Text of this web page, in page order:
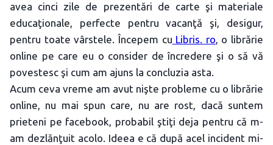
avea cinci zile de prezentări de carte şi materiale
educaţionale, perfecte pentru vacanţă şi, desigur,
pentru toate vârstele. Începem cu Libris. ro, o librărie
online pe care eu o consider de încredere şi o să vă
povestesc şi cum am ajuns la concluzia asta.
Acum ceva vreme am avut nişte probleme cu o librărie
online, nu mai spun care, nu are rost, dacă suntem
prieteni pe facebook, probabil ştiţi deja pentru că m-
am dezlănţuit acolo. Ideea e că după acel incident mi-